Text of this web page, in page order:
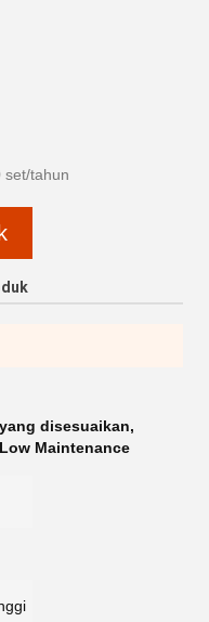
set/tahun
disesuaikan,
Maintenance